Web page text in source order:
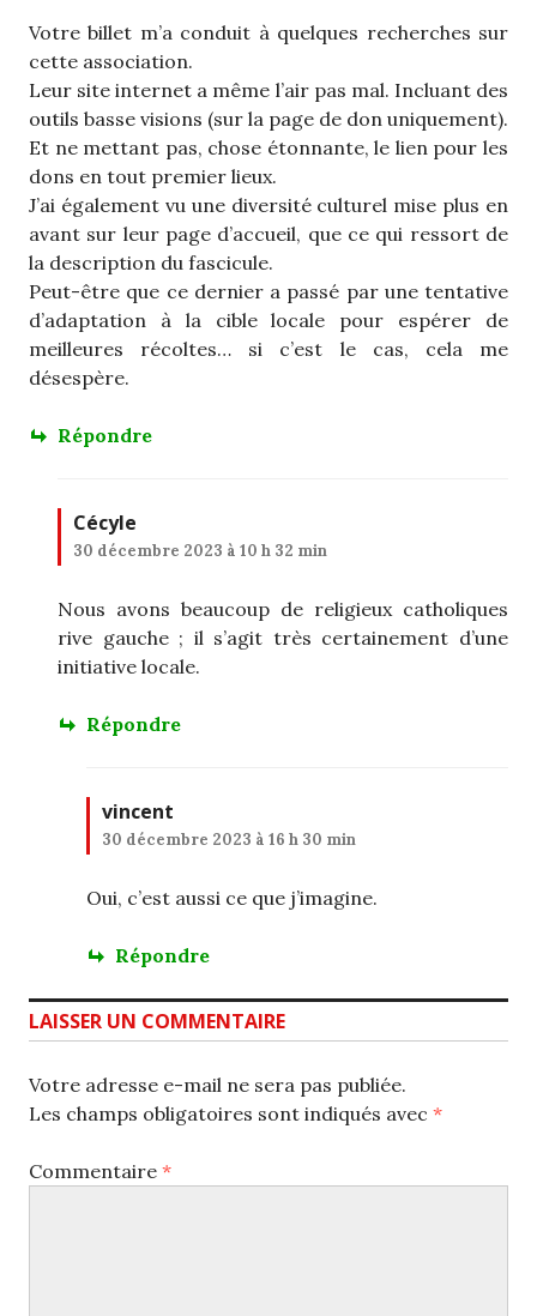
Votre billet m’a conduit à quelques recherches sur
cette association.
Leur site internet a même l’air pas mal. Incluant des
outils basse visions (sur la page de don uniquement).
Et ne mettant pas, chose étonnante, le lien pour les
dons en tout premier lieux.
J’ai également vu une diversité culturel mise plus en
avant sur leur page d’accueil, que ce qui ressort de
la description du fascicule.
Peut-être que ce dernier a passé par une tentative
d’adaptation à la cible locale pour espérer de
meilleures récoltes… si c’est le cas, cela me
désespère.
Répondre
Cécyle
30 décembre 2023 à 10 h 32 min
Nous avons beaucoup de religieux catholiques
rive gauche ; il s’agit très certainement d’une
initiative locale.
Répondre
vincent
30 décembre 2023 à 16 h 30 min
Oui, c’est aussi ce que j’imagine.
Répondre
LAISSER UN COMMENTAIRE
Votre adresse e-mail ne sera pas publiée.
Les champs obligatoires sont indiqués avec *
Commentaire *